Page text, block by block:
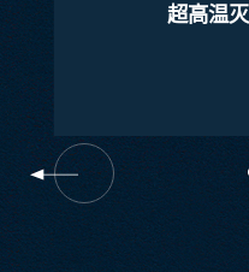
超高温